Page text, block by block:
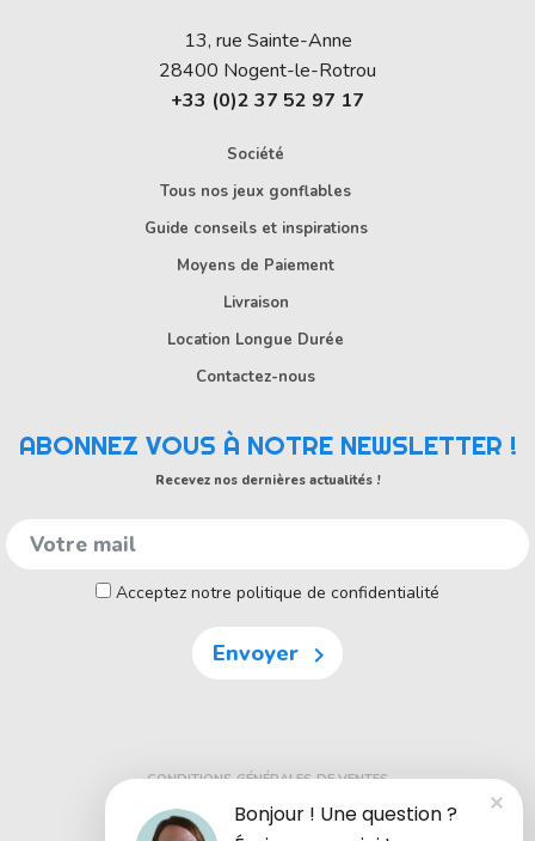
13, rue Sainte-Anne
28400 Nogent-le-Rotrou
+33 (0)2 37 52 97 17
Société
Tous nos jeux gonflables
Guide conseils et inspirations
Moyens de Paiement
Livraison
Location Longue Durée
Contactez-nous
ABONNEZ VOUS À NOTRE NEWSLETTER !
Recevez nos dernières actualités !
Acceptez notre politique de confidentialité
Envoyer 
CONDITIONS GÉNÉRALES DE VENTES
MENTIONS LÉGALES
Bonjour ! Une question ?